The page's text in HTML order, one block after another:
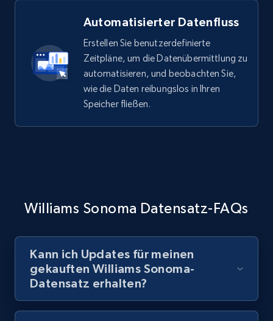
Automatisierter Datenfluss
Erstellen Sie benutzerdefinierte
Zeitpläne, um die Datenübermittlung zu
automatisieren, und beobachten Sie,
wie die Daten reibungslos in Ihren
Speicher fließen.
Williams Sonoma Datensatz-FAQs
Kann ich Updates für meinen
gekauften Williams Sonoma-
Datensatz erhalten?